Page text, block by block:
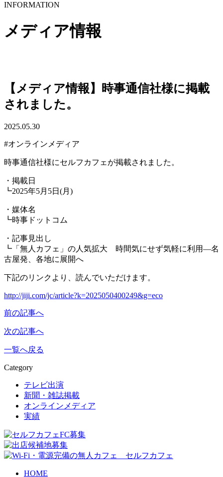
INFORMATION
メディア情報
【メディア情報】時事通信社様に掲載
されました。
2025.05.30
#オンラインメディア
時事通信社様にセルフカフェが掲載されました。
・掲載日
┗2025年5月5日(月)
・媒体名
┗時事ドットコム
・記事見出し
┗「無人カフェ」の人気拡大 時間気にせず気軽に利用―名
古屋発、各地に展開へ
下記のリンクより、読んでいただけます。
http://jiji.com/jc/article?k=2025050400249&g=eco
前の記事へ
次の記事へ
一覧へ戻る
Category
テレビ出演
新聞・雑誌掲載
オンラインメディア
実績
HOME